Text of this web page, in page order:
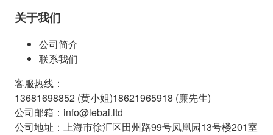
关于我们
公司简介
联系我们
客服热线 ：
13681698852 (黄小姐)18621965918 (廉先生)
公司邮箱 ： info@lebai.ltd
公司地址 ： 上海市徐汇区田州路99号凤凰园13号楼201室